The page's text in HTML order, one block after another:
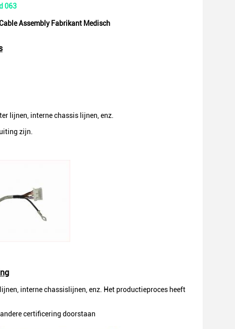
063
Assembly Fabrikant Medisch
lijnen, interne chassis lijnen, enz.
zijn.
interne chassislijnen, enz. Het productieproces heeft
certificering doorstaan